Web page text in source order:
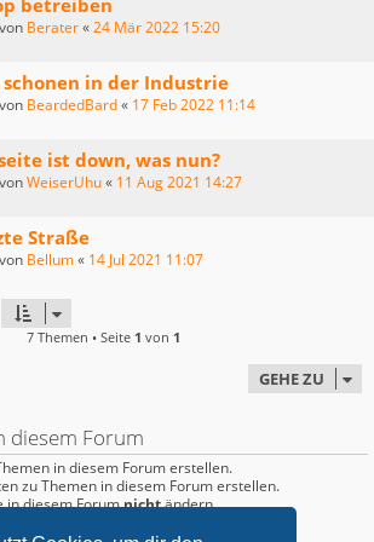
betreiben
Berater«24 Mär 2022 15:20
schonen in der Industrie
BeardedBard« 17 Feb 2022 11:14
ist down, was nun?
WeiserUhu« 11 Aug 2021 14:27
Straße
Bellum« 14 Jul 2021 11:07
7 Themen • Seite 1 von 1
GEHE ZU
diesem Forum
in diesem Forum erstellen.
zu Themen in diesem Forum erstellen.
in diesem Forumnichtändern.